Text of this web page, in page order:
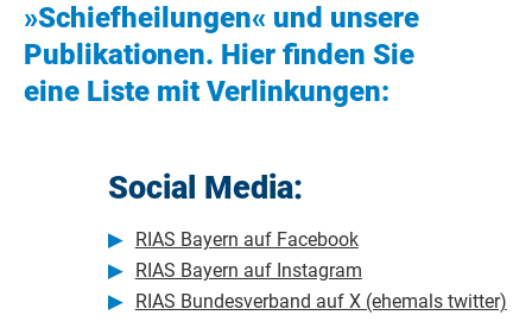
»Schiefheilungen« und unsere
Publikationen. Hier finden Sie
eine Liste mit Verlinkungen:
Social Media:
RIAS Bayern auf Facebook
RIAS Bayern auf Instagram
RIAS Bundesverband auf X (ehemals twitter)